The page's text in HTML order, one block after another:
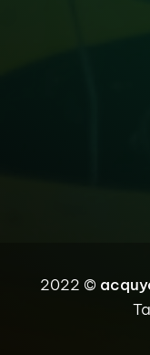
2022 ©